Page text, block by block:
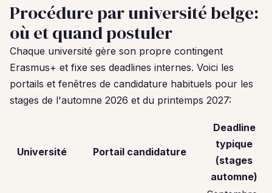
Procédure par université belge:
où et quand postuler
Chaque université gère son propre contingent
Erasmus+ et fixe ses deadlines internes. Voici les
portails et fenêtres de candidature habituels pour les
stages de l'automne 2026 et du printemps 2027:
Université Portail candidature
Deadline
typique
(stages
automne)